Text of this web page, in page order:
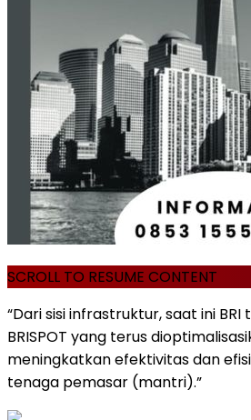
SCROLL TO RESUME CONTENT
“Dari sisi infrastruktur, saat ini
BRISPOT yang terus
meningkatkan efektivitas dan
tenaga pemasar (mantri).”